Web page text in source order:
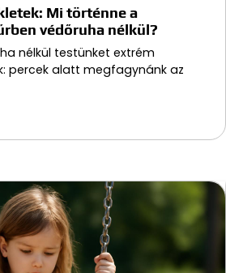
Mi történne a
védőruha nélkül?
nélkül testünket extrém
percek alatt megfagynánk az